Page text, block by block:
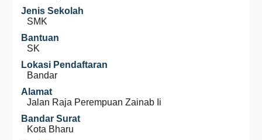
Jenis Sekolah
SMK
Bantuan
SK
Lokasi Pendaftaran
Bandar
Alamat
Jalan Raja Perempuan Zainab Ii
Bandar Surat
Kota Bharu